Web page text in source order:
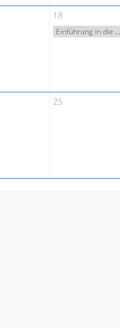
18
Einführung in die Dual - FFT
25